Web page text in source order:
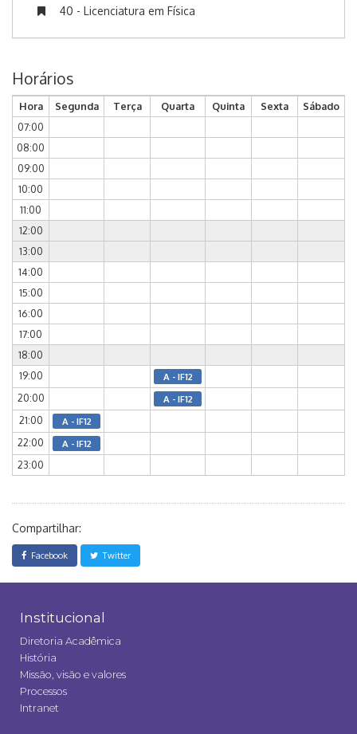
40 - Licenciatura em Física
Horários
Hora Segunda Terça Quarta Quinta Sexta
Sábado
07:00
08:00
09:00
10:00
11:00
12:00
13:00
14:00
15:00
16:00
17:00
18:00
19:00
A - IF12
20:00 A - IF12
21:00 A - IF12
22:00 A - IF12
23:00
Compartilhar:
Facebook Twitter
Institucional
Diretoria Acadêmica
História
Missão, visão e valores
Processos
Intranet